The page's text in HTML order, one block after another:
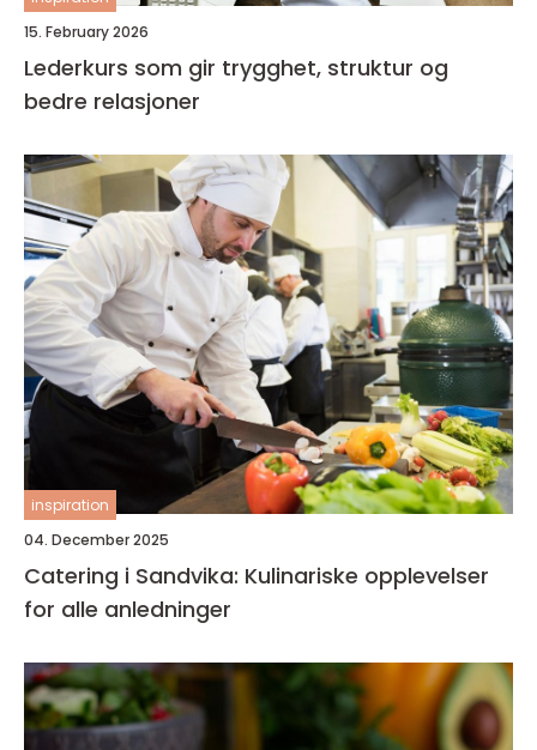
15. February 2026
Lederkurs som gir trygghet, struktur og
bedre relasjoner
inspiration
04. December 2025
Catering i Sandvika: Kulinariske opplevelser
for alle anledninger